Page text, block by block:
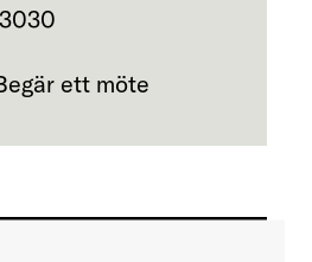
ett möte